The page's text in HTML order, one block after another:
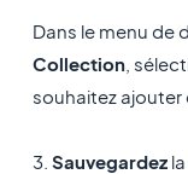
Dans le menu de
Collection,
souhaitez ajouter
3. Sauvegardezla